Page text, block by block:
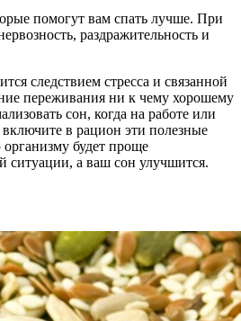
помогут вам спать лучше. При
раздражительность и
следствием стресса и связанной
переживания ни к чему хорошему
сон, когда на работе или
включите в рацион эти полезные
будет проще
ситуации, а ваш сон улучшится.